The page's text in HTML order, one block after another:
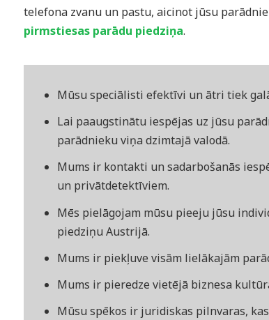
telefona zvanu un pastu, aicinot jūsu
pirmstiesas parādu piedziņa.
Mūsu speciālisti efektīvi un ātri tiek
Lai paaugstinātu iespējas uz jūsu
parādnieku viņa dzimtajā valodā.
Mums ir kontakti un sadarbošanās
un privātdetektīviem.
Mēs pielāgojam mūsu pieeju jūsu
piedziņu Austrijā.
Mums ir piekļuve visām lielākajām
Mums ir pieredze vietējā biznesa
Mūsu spēkos ir juridiskas pilnvaras,